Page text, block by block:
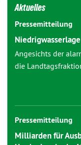
Aktuelles
Pressemitteilung
Angesichts der
die
Pressemitteilung
Milliarden für